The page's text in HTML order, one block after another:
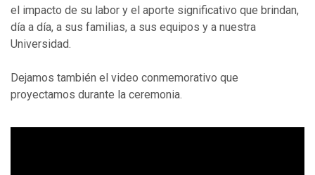
el impacto de su labor y el aporte significativo que brindan,
día a día, a sus familias, a sus equipos y a nuestra
Universidad.
Dejamos también el video conmemorativo que
proyectamos durante la ceremonia.